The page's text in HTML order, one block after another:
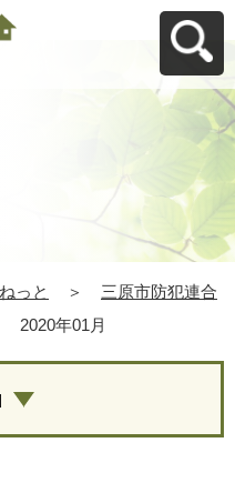
っと ＞
三原市防犯連合
2020年01月